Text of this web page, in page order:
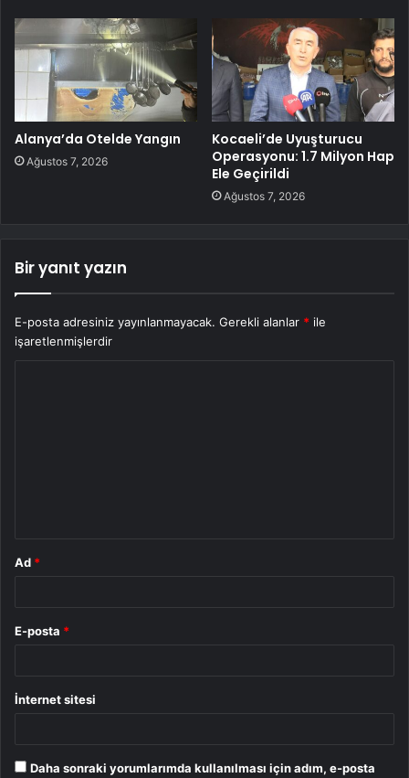
Alanya’da Otelde Yangın
Ağustos 7, 2026
Kocaeli’de Uyuşturucu
Operasyonu: 1.7 Milyon Hap
Ele Geçirildi
Ağustos 7, 2026
Bir yanıt yazın
E-posta adresiniz yayınlanmayacak. Gerekli alanlar * ile
işaretlenmişlerdir
Ad *
E-posta *
İnternet sitesi
Daha sonraki yorumlarımda kullanılması için adım, e-posta